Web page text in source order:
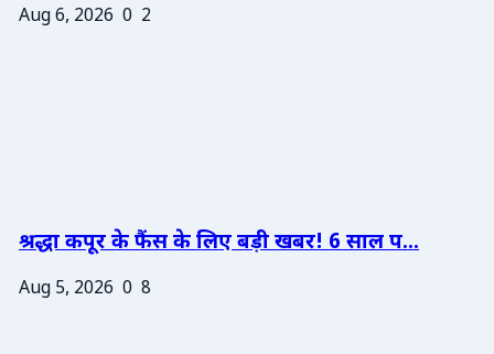
Aug 6, 2026 0 2
श्रद्धा कपूर के फैंस के लिए बड़ी खबर! 6 साल प...
Aug 5, 2026 0 8